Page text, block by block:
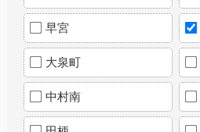
早宮
大泉町
中村南